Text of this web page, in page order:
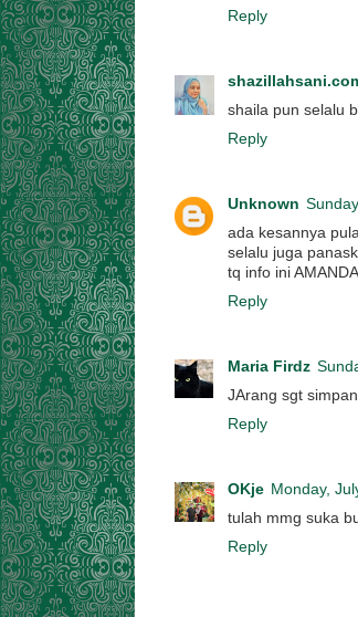
Reply
shaila pun selalu
Reply
Unknown
ada kesannya
selalu juga
tq info ini AMANDA
Reply
Maria Firdz
JArang sgt
Reply
OKje Monday,
tulah mmg suka
Reply